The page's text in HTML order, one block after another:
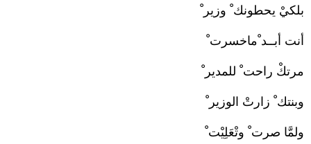
بلكيْ يحطونك ْ وزير ْ
أنت أبــد ْماخسرت ْ
مرتكْ راحت ْ للمدير ْ
وبنتك ْ زارتْ الوزير ْ
ولمَّا صرت ْ وتْعَلِيْت ْ